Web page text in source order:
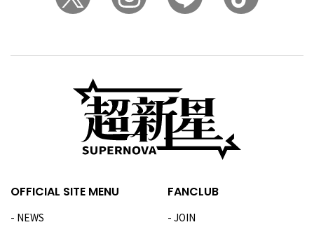
OFFICIAL SITE MENU
NEWS
FANCLUB
JOIN